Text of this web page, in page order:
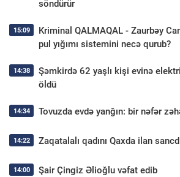
söndürür
15:09
Kriminal QALMAQAL - Zaurbəy
pul yığımı sistemini necə qurub?
14:38
Şəmkirdə 62 yaşlı kişi evinə
öldü
14:34 Tovuzda evdə yanğın: bir nəfər
14:22 Zaqatalalı qadını Qaxda ilan
14:00 Şair Çingiz Əlioğlu vəfat edib